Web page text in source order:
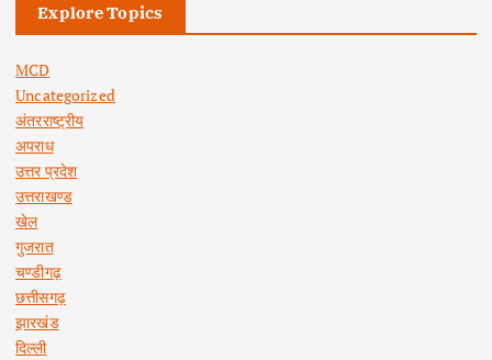
Explore Topics
MCD
Uncategorized
अंतरराष्ट्रीय
अपराध
उत्तर प्रदेश
उत्तराखण्ड
खेल
गुजरात
चण्डीगढ़
छत्तीसगढ़
झारखंड
दिल्ली